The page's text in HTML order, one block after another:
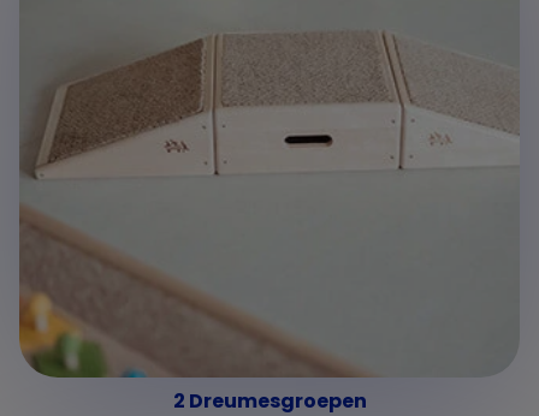
2 Dreumesgroepen